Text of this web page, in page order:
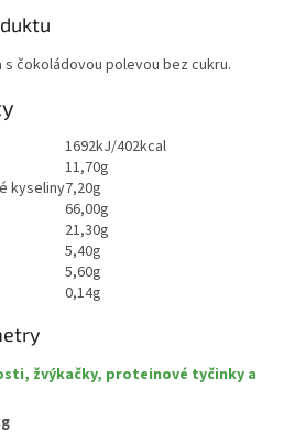
čokoládovou polevou bez cukru.
1692kJ/402kcal
11,70g
kyseliny7,20g
66,00g
21,30g
5,40g
5,60g
0,14g
žvýkačky, proteinové tyčinky a